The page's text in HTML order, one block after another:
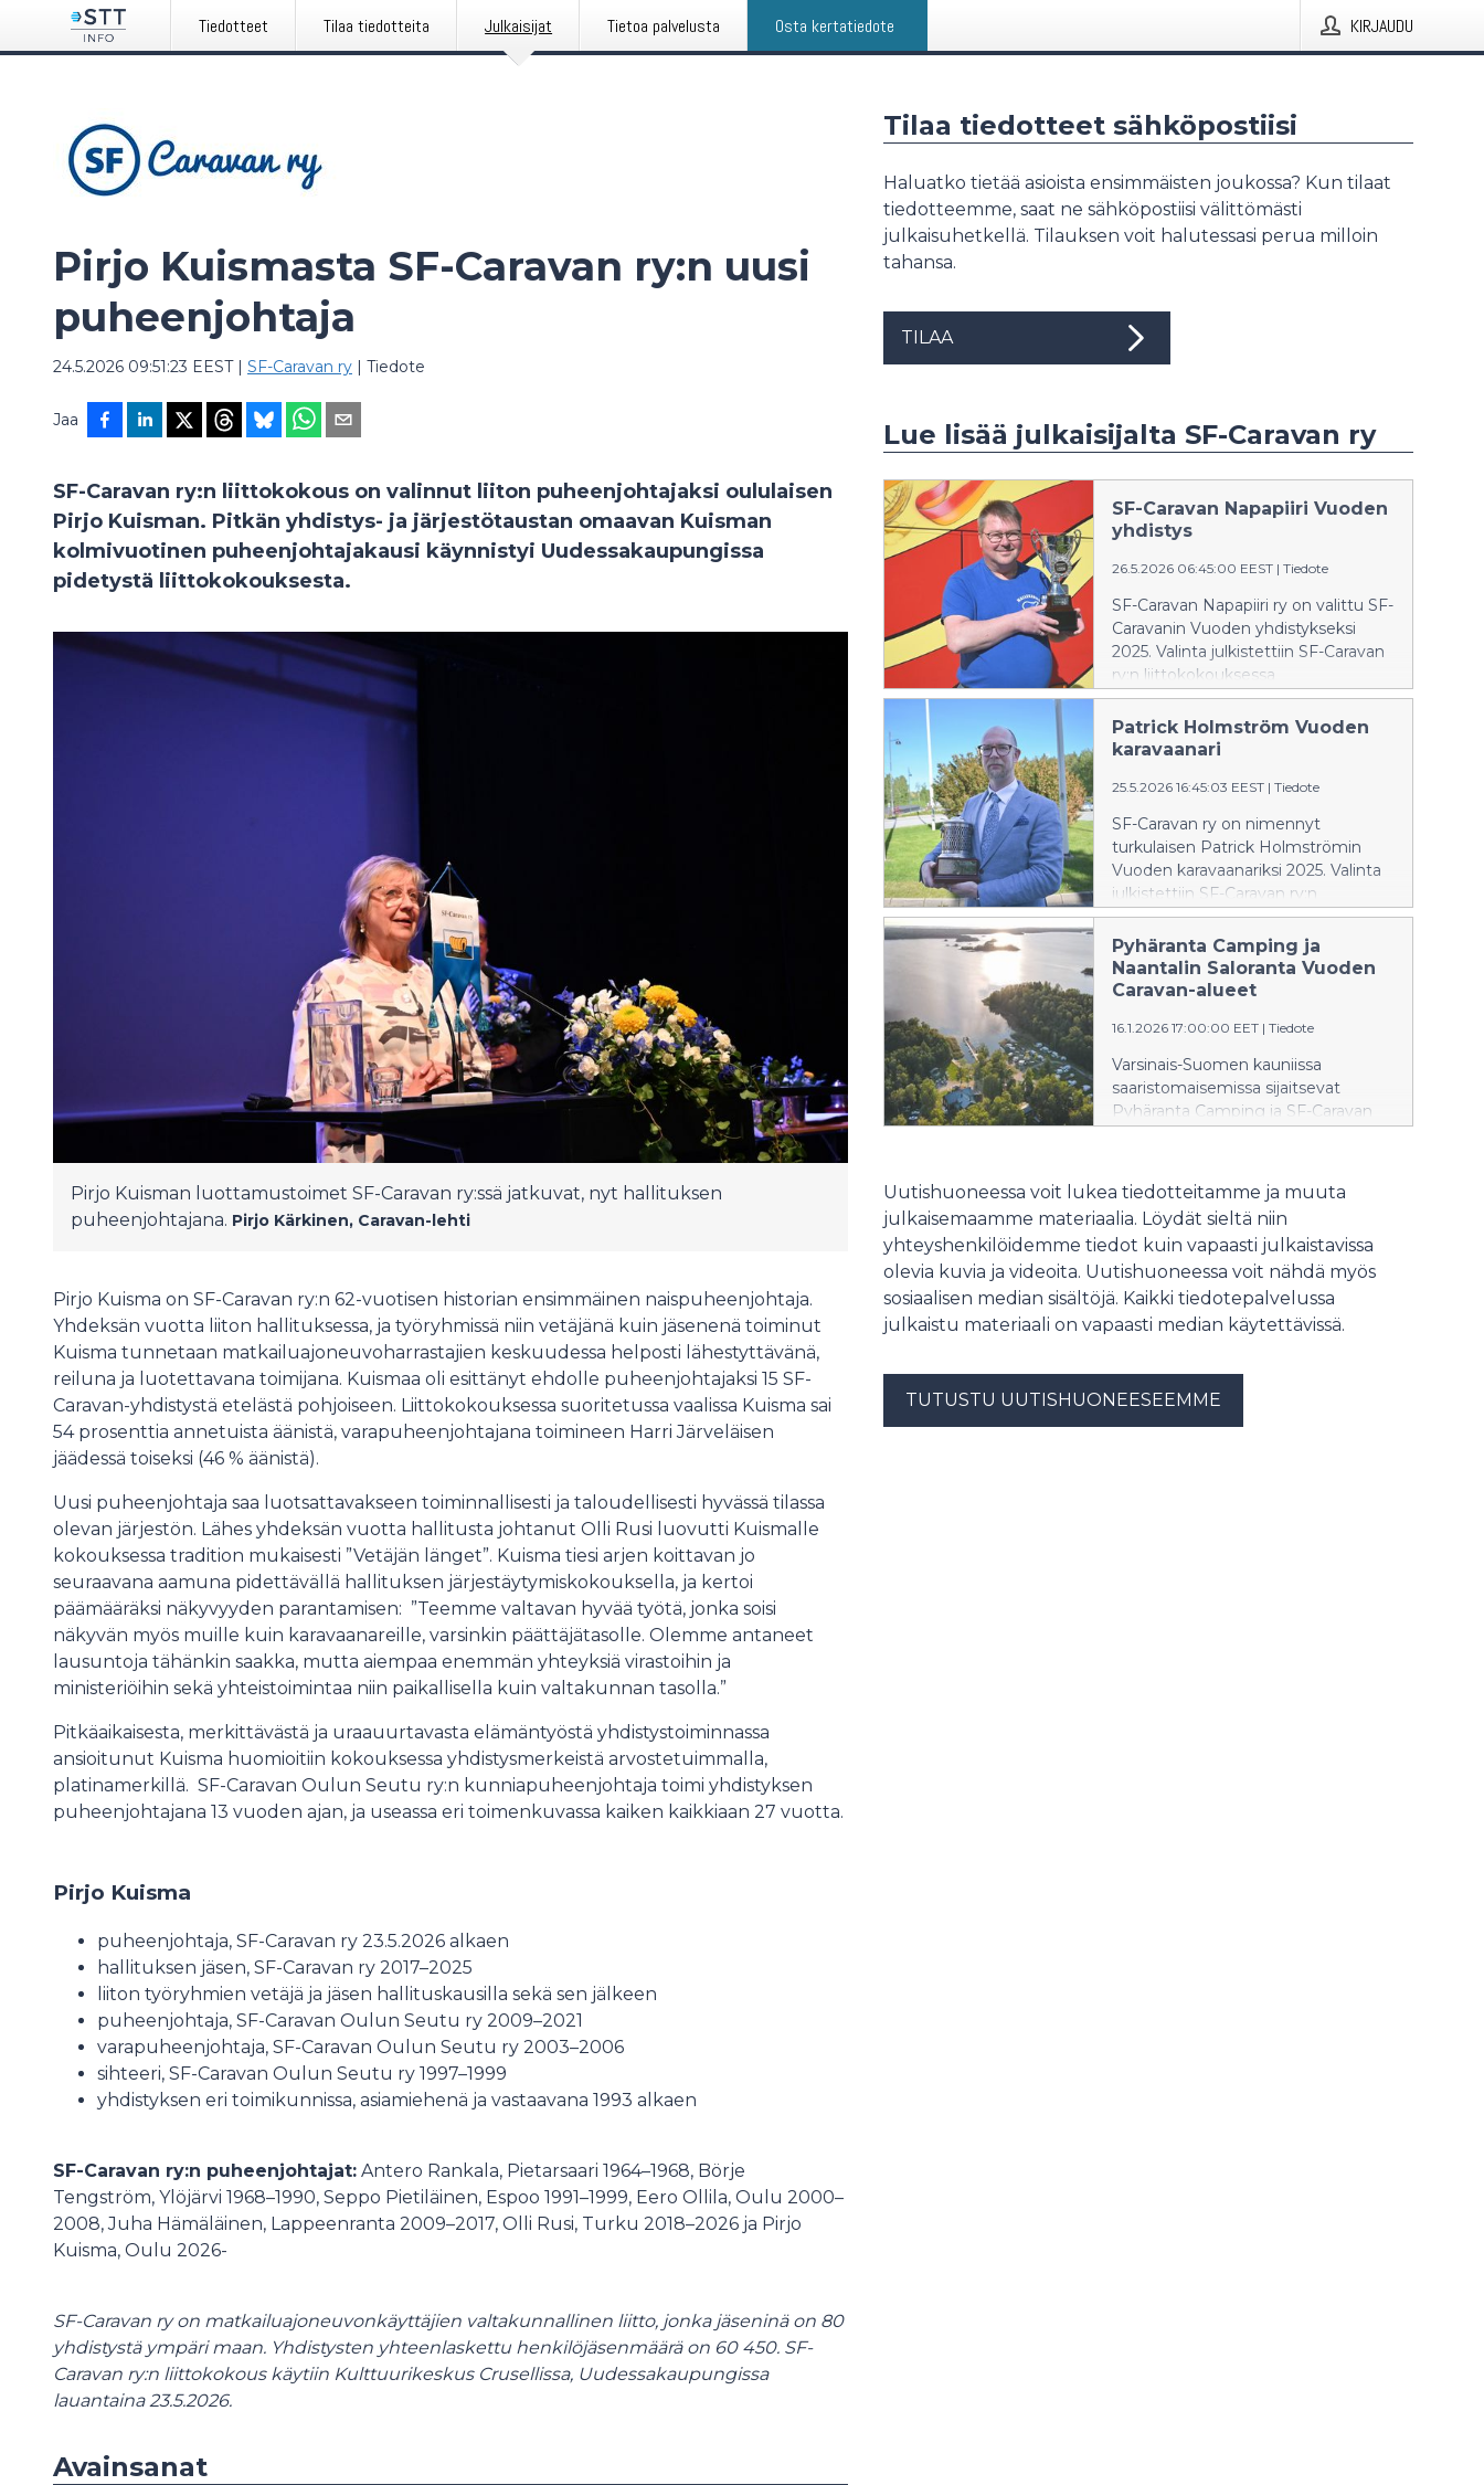
Tiedotteet Tilaa tiedotteita Julkaisijat Tietoa palvelusta Osta kertatiedote KIRJAUDU
Pirjo Kuismasta SF-Caravan ry:n uusi
puheenjohtaja
24.5.2026 09:51:23 EEST| SF-Caravan ry | Tiedote
Jaa
SF-Caravan ry:n liittokokous on valinnut liiton puheenjohtajaksi oululaisen
Pirjo Kuisman. Pitkän yhdistys- ja järjestötaustan omaavan Kuisman
kolmivuotinen puheenjohtajakausi käynnistyi Uudessakaupungissa
pidetystä liittokokouksesta.
Pirjo Kuisman luottamustoimet SF-Caravan ry:ssä jatkuvat, nyt hallituksen
puheenjohtajana. Pirjo Kärkinen, Caravan-lehti
Pirjo Kuisma on SF-Caravan ry:n 62-vuotisen historian ensimmäinen naispuheenjohtaja.
Yhdeksän vuotta liiton hallituksessa, ja työryhmissä niin vetäjänä kuin jäsenenä toiminut
Kuisma tunnetaan matkailuajoneuvoharrastajien keskuudessa helposti lähestyttävänä,
reiluna ja luotettavana toimijana. Kuismaa oli esittänyt ehdolle puheenjohtajaksi 15 SF-
Caravan-yhdistystä etelästä pohjoiseen. Liittokokouksessa suoritetussa vaalissa Kuisma sai
54 prosenttia annetuista äänistä, varapuheenjohtajana toimineen Harri Järveläisen
jäädessä toiseksi (46 % äänistä).
Uusi puheenjohtaja saa luotsattavakseen toiminnallisesti ja taloudellisesti hyvässä tilassa
olevan järjestön. Lähes yhdeksän vuotta hallitusta johtanut Olli Rusi luovutti Kuismalle
kokouksessa tradition mukaisesti ”Vetäjän länget”. Kuisma tiesi arjen koittavan jo
seuraavana aamuna pidettävällä hallituksen järjestäytymiskokouksella, ja kertoi
päämääräksi näkyvyyden parantamisen: ”Teemme valtavan hyvää työtä, jonka soisi
näkyvän myös muille kuin karavaanareille, varsinkin päättäjätasolle. Olemme antaneet
lausuntoja tähänkin saakka, mutta aiempaa enemmän yhteyksiä virastoihin ja
ministeriöihin sekä yhteistoimintaa niin paikallisella kuin valtakunnan tasolla.”
Pitkäaikaisesta, merkittävästä ja uraauurtavasta elämäntyöstä yhdistystoiminnassa
ansioitunut Kuisma huomioitiin kokouksessa yhdistysmerkeistä arvostetuimmalla,
platinamerkillä. SF-Caravan Oulun Seutu ry:n kunniapuheenjohtaja toimi yhdistyksen
puheenjohtajana 13 vuoden ajan, ja useassa eri toimenkuvassa kaiken kaikkiaan 27 vuotta.
Pirjo Kuisma
puheenjohtaja, SF-Caravan ry 23.5.2026 alkaen
hallituksen jäsen, SF-Caravan ry 2017–2025
liiton työryhmien vetäjä ja jäsen hallituskausilla sekä sen jälkeen
puheenjohtaja, SF-Caravan Oulun Seutu ry 2009–2021
varapuheenjohtaja, SF-Caravan Oulun Seutu ry 2003–2006
sihteeri, SF-Caravan Oulun Seutu ry 1997–1999
yhdistyksen eri toimikunnissa, asiamiehenä ja vastaavana 1993 alkaen
SF-Caravan ry:n puheenjohtajat: Antero Rankala, Pietarsaari 1964–1968, Börje
Tengström, Ylöjärvi 1968–1990, Seppo Pietiläinen, Espoo 1991–1999, Eero Ollila, Oulu 2000–
2008, Juha Hämäläinen, Lappeenranta 2009–2017, Olli Rusi, Turku 2018–2026 ja Pirjo
Kuisma, Oulu 2026-
SF-Caravan ry on matkailuajoneuvonkäyttäjien valtakunnallinen liitto, jonka jäseninä on 80
yhdistystä ympäri maan. Yhdistysten yhteenlaskettu henkilöjäsenmäärä on 60 450. SF-
Caravan ry:n liittokokous käytiin Kulttuurikeskus Crusellissa, Uudessakaupungissa
lauantaina 23.5.2026.
Avainsanat
Tilaa tiedotteet sähköpostiisi
Haluatko tietää asioista ensimmäisten joukossa? Kun tilaat
tiedotteemme, saat ne sähköpostiisi välittömästi
julkaisuhetkellä. Tilauksen voit halutessasi perua milloin
tahansa.
TILAA
Lue lisää julkaisijalta SF-Caravan ry
SF-Caravan Napapiiri Vuoden
yhdistys
26.5.2026 06:45:00 EEST | Tiedote
SF-Caravan Napapiiri ry on valittu SF-
Caravanin Vuoden yhdistykseksi
2025. Valinta julkistettiin SF-Caravan
ry:n liittokokouksessa
Uudessakaupungissa viime
viikonloppuna.
Patrick Holmström Vuoden
karavaanari
25.5.2026 16:45:03 EEST | Tiedote
SF-Caravan ry on nimennyt
turkulaisen Patrick Holmströmin
Vuoden karavaanariksi 2025. Valinta
julkistettiin SF-Caravan ry:n
liittokokouksessa
Uudessakaupungissa viime
viikonloppuna.
Pyhäranta Camping ja
Naantalin Saloranta Vuoden
Caravan-alueet
16.1.2026 17:00:00 EET | Tiedote
Varsinais-Suomen kauniissa
saaristomaisemissa sijaitsevat
Pyhäranta Camping ja SF-Caravan
& Caravan-messuilla.
Uutishuoneessa voit lukea tiedotteitamme ja muuta
julkaisemaamme materiaalia. Löydät sieltä niin
yhteyshenkilöidemme tiedot kuin vapaasti julkaistavissa
olevia kuvia ja videoita. Uutishuoneessa voit nähdä myös
sosiaalisen median sisältöjä. Kaikki tiedotepalvelussa
julkaistu materiaali on vapaasti median käytettävissä.
TUTUSTU UUTISHUONEESEEMME